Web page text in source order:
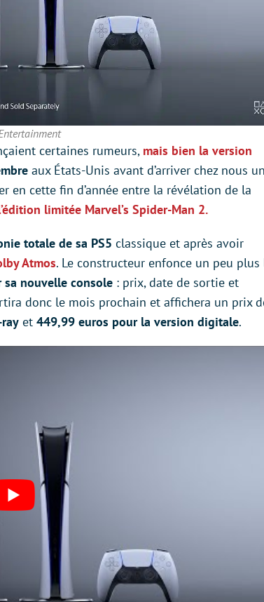
certaines rumeurs, mais bien la version
aux États-Unis avant d’arriver chez nous un
en cette fin d’année entre la révélation de la
limitée Marvel’s Spider-Man 2.
totale de sa PS5 classique et après avoir
Atmos. Le constructeur enfonce un peu plus
nouvelle console : prix, date de sortie et
donc le mois prochain et affichera un prix
et 449,99 euros pour la version digitale.